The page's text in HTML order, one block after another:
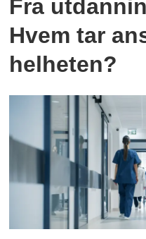
Fra
Hvem tar
helheten?